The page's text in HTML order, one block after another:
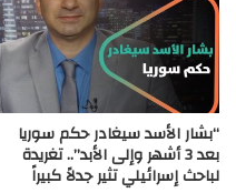
“بشار الأسد سيغادر حكم سوريا
بعد 3 أشهر وإلى الأبد”.. تغريدة
لباحث إسرائيلي تثير جدلاً كبيراً